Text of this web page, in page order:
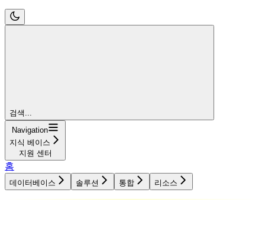
검색...
Navigation
지식 베이스
지원 센터
홈
데이터베이스 솔루션 통합 리소스